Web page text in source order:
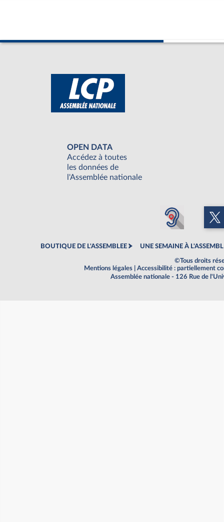
OPEN DATA
Accédez à toutes
les données de
l'Assemblée nationale
BOUTIQUE DE L'ASSEMBLEE UNE SEMAINE À
©Tous droits
Mentions légales
Accessibilité : partiellement
Assemblée nationale - 126 Rue de